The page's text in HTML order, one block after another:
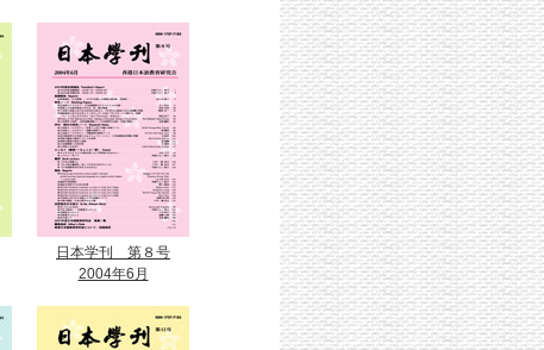
日本学刊 第８号
2004年6月